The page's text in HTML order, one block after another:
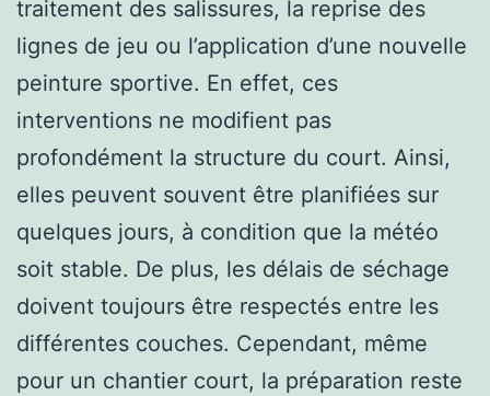
traitement des salissures, la reprise des
lignes de jeu ou l’application d’une nouvelle
peinture sportive. En effet, ces
interventions ne modifient pas
profondément la structure du court. Ainsi,
elles peuvent souvent être planifiées sur
quelques jours, à condition que la météo
soit stable. De plus, les délais de séchage
doivent toujours être respectés entre les
différentes couches. Cependant, même
pour un chantier court, la préparation reste